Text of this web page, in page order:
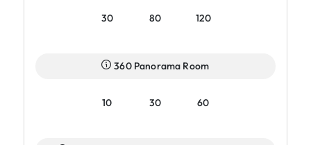
30 80 120
360 Panorama Room
10 30 60